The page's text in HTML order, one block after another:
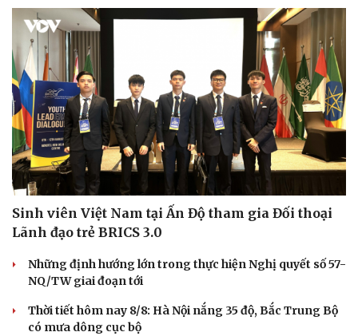
Sân khấu - Điện ảnh
Giải trí
Nghệ sĩ
Sinh viên Việt Nam tại Ấn Độ tham gia Đối thoại
Lãnh đạo trẻ BRICS 3.0
Những định hướng lớn trong thực hiện Nghị quyết số 57-
NQ/TW giai đoạn tới
Thời tiết hôm nay 8/8: Hà Nội nắng 35 độ, Bắc Trung Bộ
có mưa dông cục bộ